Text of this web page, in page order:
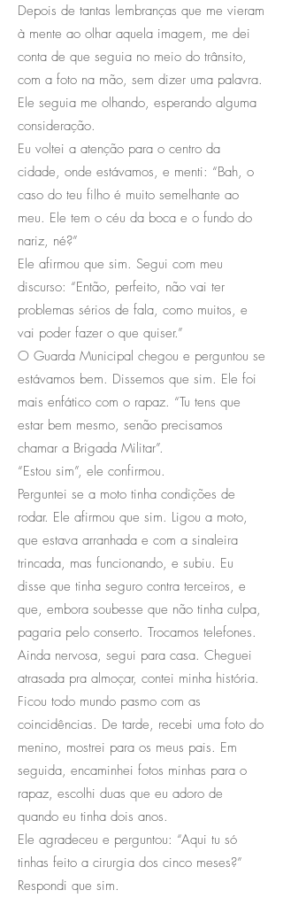
Depois de tantas lembranças que me vieram
à mente ao olhar aquela imagem, me dei
conta de que seguia no meio do trânsito,
com a foto na mão, sem dizer uma palavra.
Ele seguia me olhando, esperando alguma
consideração.
Eu voltei a atenção para o centro da
cidade, onde estávamos, e menti: “Bah, o
caso do teu filho é muito semelhante ao
meu. Ele tem o céu da boca e o fundo do
nariz, né?”
Ele afirmou que sim. Segui com meu
discurso: “Então, perfeito, não vai ter
problemas sérios de fala, como muitos, e
vai poder fazer o que quiser.”
O Guarda Municipal chegou e perguntou se
estávamos bem. Dissemos que sim. Ele foi
mais enfático com o rapaz. “Tu tens que
estar bem mesmo, senão precisamos
chamar a Brigada Militar”.
“Estou sim”, ele confirmou.
Perguntei se a moto tinha condições de
rodar. Ele afirmou que sim. Ligou a moto,
que estava arranhada e com a sinaleira
trincada, mas funcionando, e subiu. Eu
disse que tinha seguro contra terceiros, e
que, embora soubesse que não tinha culpa,
pagaria pelo conserto. Trocamos telefones.
Ainda nervosa, segui para casa. Cheguei
atrasada pra almoçar, contei minha história.
Ficou todo mundo pasmo com as
coincidências. De tarde, recebi uma foto do
menino, mostrei para os meus pais. Em
seguida, encaminhei fotos minhas para o
rapaz, escolhi duas que eu adoro de
quando eu tinha dois anos.
Ele agradeceu e perguntou: “Aqui tu só
tinhas feito a cirurgia dos cinco meses?”
Respondi que sim.